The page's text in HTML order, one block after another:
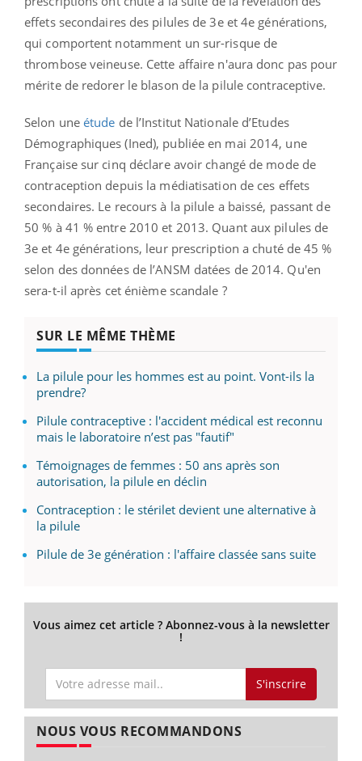
effets secondaires des pilules de 3e et 4e générations,
qui comportent notamment un sur-risque de
thrombose veineuse. Cette affaire n'aura donc pas pour
mérite de redorer le blason de la pilule contraceptive.
Selon uneétude de l’Institut Nationale d’Etudes
Démographiques (Ined), publiée en mai 2014, une
Française sur cinq déclare avoir changé de mode de
contraception depuis la médiatisation de ces effets
secondaires. Le recours à la pilule a baissé, passant de
50 % à 41 % entre 2010 et 2013. Quant aux pilules de
3e et 4e générations, leur prescription a chuté de 45 %
selon des données de l’ANSM datées de 2014. Qu'en
sera-t-il après cet énième scandale ?
SUR LE MÊME THÈME
La pilule pour les hommes est au point. Vont-ils la
prendre?
Pilule contraceptive : l'accident médical est reconnu
mais le laboratoire n’est pas "fautif"
Témoignages de femmes : 50 ans après son
autorisation, la pilule en déclin
Contraception : le stérilet devient une alternative à
la pilule
Pilule de 3e génération : l'affaire classée sans suite
Vous aimez cet article ? Abonnez-vous à la newsletter
!
S'inscrire
NOUS VOUS RECOMMANDONS